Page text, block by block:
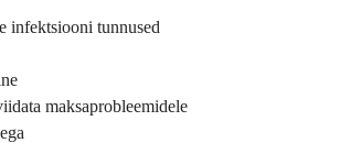
infektsiooni tunnused
maksaprobleemidele